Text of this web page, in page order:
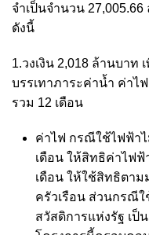
จำเป็นจำนวน
ดังนี้
1.วงเงิน 2,018 ล้านบาท
บรรเทาภาระค่าน้ำ ค่าไ
รวม 12 เดือน
ค่าไฟ กรณีใช้ไฟฟ้า
เดือน ให้สิทธิค่าไฟ
เดือน ให้ใช้สิทธิตาม
ครัวเรือน ส่วนกรณี
สวัสดิการแห่งรัฐ เป็